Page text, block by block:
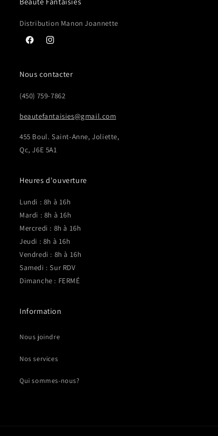
Distribution Manon Joannette
FacebookInstagram
Nous contacter
(450) 759-7862
beautefantaisies@gmail.com
455 Boul. Saint-Anne, Joliette,
Qc, J6E 5A1
Heures d'ouverture
Lundi : 8h à 16h
Mardi : 8h à 16h
Mercredi : 8h à 16h
Jeudi : 8h à 16h
Vendredi : 8h à 16h
Samedi : Sur RDV
Dimanche : FERMÉ
Information
Nous joindre
Nos services
Qui sommes-nous?